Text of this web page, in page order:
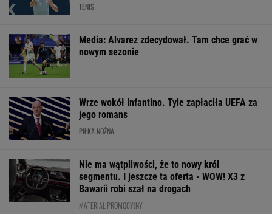
TENIS
Media: Alvarez zdecydował. Tam chce grać w
nowym sezonie
Wrze wokół Infantino. Tyle zapłaciła UEFA za
jego romans
PIŁKA NOŻNA
Nie ma wątpliwości, że to nowy król
segmentu. I jeszcze ta oferta - WOW! X3 z
Bawarii robi szał na drogach
MATERIAŁ PROMOCYJNY